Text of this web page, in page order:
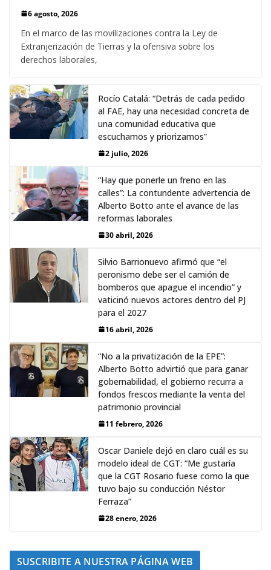
6 agosto, 2026
En el marco de las movilizaciones contra la Ley de
Extranjerización de Tierras y la ofensiva sobre los
derechos laborales,
Rocío Catalá: “Detrás de cada pedido
al FAE, hay una necesidad concreta de
una comunidad educativa que
escuchamos y priorizamos”
2 julio, 2026
“Hay que ponerle un freno en las
calles”: La contundente advertencia de
Alberto Botto ante el avance de las
reformas laborales
30 abril, 2026
Silvio Barrionuevo afirmó que “el
peronismo debe ser el camión de
bomberos que apague el incendio” y
vaticinó nuevos actores dentro del PJ
para el 2027
16 abril, 2026
“No a la privatización de la EPE”:
Alberto Botto advirtió que para ganar
gobernabilidad, el gobierno recurra a
fondos frescos mediante la venta del
patrimonio provincial
11 febrero, 2026
Oscar Daniele dejó en claro cuál es su
modelo ideal de CGT: “Me gustaría
que la CGT Rosario fuese como la que
tuvo bajo su conducción Néstor
Ferraza”
28 enero, 2026
SUSCRIBITE A NUESTRA PÁGINA WEB